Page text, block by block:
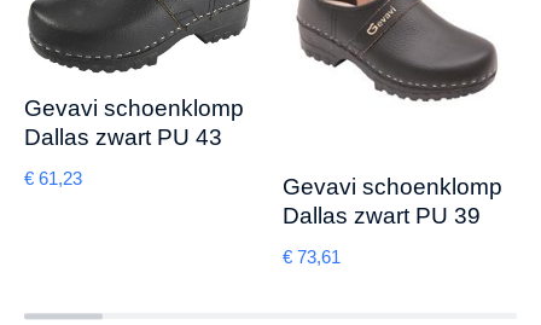
Gevavi schoenklomp
Dallas zwart PU 43
€ 61,23
Gevavi schoenklomp
Dallas zwart PU 39
€ 73,61